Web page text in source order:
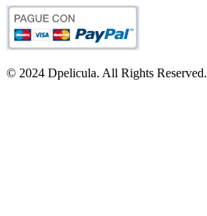
© 2024 Dpelicula. All Rights Reserved.